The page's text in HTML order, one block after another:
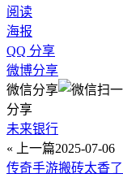
阅读
海报
QQ 分享
微博分享
微信分享
分享
未来银行
« 上一篇2025-07-06
传奇手游搬砖太香